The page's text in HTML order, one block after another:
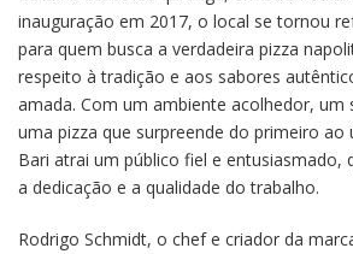
inauguração em 2017, o local se tornou
para quem busca a verdadeira pizza
respeito à tradição e aos sabores
amada. Com um ambiente acolhedor, um
uma pizza que surpreende do primeiro ao
Bari atrai um público fiel e entusiasmado,
a dedicação e a qualidade do trabalho.
Rodrigo Schmidt, o chef e criador da